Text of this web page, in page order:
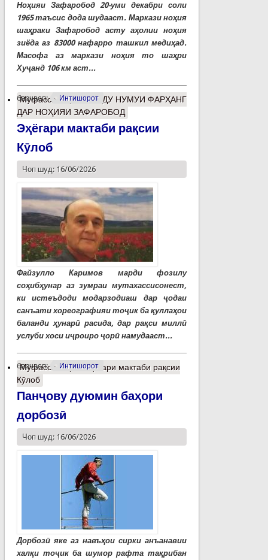
Ноҳияи Зафаробод 20-уми декабри соли
1965 таъсис дода шудааст. Маркази ноҳия
шаҳраки Зафаробод асту аҳолии ноҳия
зиёда аз 83000 нафарро ташкил медиҳад.
Масофа аз маркази ноҳия то шаҳри
Хуҷанд 106 км аст...
барчасп: Интишорот
Муфассалтаро РУШДУ НУМУИ ФАРҲАНГ
ДАР НОҲИЯИ ЗАФАРОБОД
Эҳёгари мактаби рақсии
Кӯлоб
Чоп шуд: 16/06/2026
Файзулло Каримов марди фозилу
соҳибҳунар аз зумраи мутахассисонест,
ки истеъдоди модарзодиаш дар ҷодаи
санъати хореографияи тоҷик ба қуллаҳои
баланди ҳунарӣ расида, дар рақси миллӣ
услуби хоси иҷроиро ҷорӣ намудааст...
барчасп: Интишорот
Муфассалтаро Эҳёгари мактаби рақсии
Кӯлоб
Панҷову дуюмин баҳори
дорбозӣ
Чоп шуд: 16/06/2026
Дорбозӣ яке аз навъҳои сирки анъанавии
халқи тоҷик ба шумор рафта тақрибан